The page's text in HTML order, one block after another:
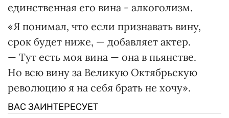
единственная его вина - алкоголизм.
«Я понимал, что если признавать вину,
срок будет ниже, — добавляет актер.
— Тут есть моя вина — она в пьянстве.
Но всю вину за Великую Октябрьскую
революцию я на себя брать не хочу».
ВАС ЗАИНТЕРЕСУЕТ